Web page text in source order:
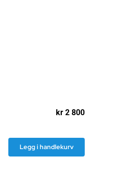
kr 2 800
Legg i handlekurv